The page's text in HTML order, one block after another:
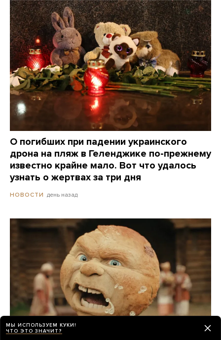
О погибших при падении украинского
дрона на пляж в Геленджике по-прежнему
известно крайне мало. Вот что удалось
узнать о жертвах за три дня
НОВОСТИ день назад
МЫ ИСПОЛЬЗУЕМ КУКИ!
ЧТО ЭТО ЗНАЧИТ?